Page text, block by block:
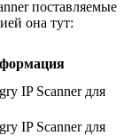
поставляемые
она тут:
IP Scanner для
IP Scanner для